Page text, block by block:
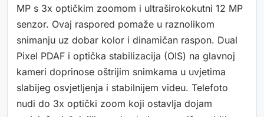
MP s 3x optičkim zoomom i ultraširokokutni 12 MP
senzor. Ovaj raspored pomaže u raznolikom
snimanju uz dobar kolor i dinamičan raspon. Dual
Pixel PDAF i optička stabilizacija (OIS) na glavnoj
kameri doprinose oštrijim snimkama u uvjetima
slabijeg osvjetljenja i stabilnijem videu. Telefoto
nudi do 3x optički zoom koji ostavlja dojam